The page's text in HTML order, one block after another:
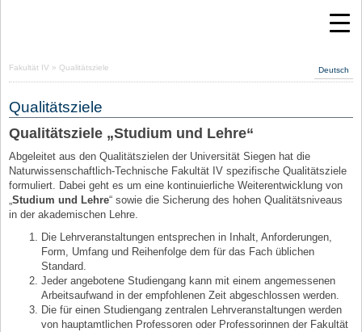
Fakultät IV » Qualitätsziele Deutsch
Qualitätsziele
Qualitätsziele „Studium und Lehre“
Abgeleitet aus den Qualitätszielen der Universität Siegen hat die
Naturwissenschaftlich-Technische Fakultät IV spezifische Qualitätsziele
formuliert. Dabei geht es um eine kontinuierliche Weiterentwicklung von
„Studium und Lehre“ sowie die Sicherung des hohen Qualitätsniveaus
in der akademischen Lehre.
Die Lehrveranstaltungen entsprechen in Inhalt, Anforderungen,
Form, Umfang und Reihenfolge dem für das Fach üblichen
Standard.
Jeder angebotene Studiengang kann mit einem angemessenen
Arbeitsaufwand in der empfohlenen Zeit abgeschlossen werden.
Die für einen Studiengang zentralen Lehrveranstaltungen werden
von hauptamtlichen Professoren oder Professorinnen der Fakultät